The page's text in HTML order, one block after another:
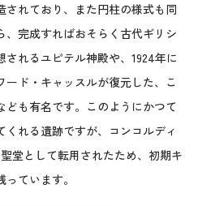
されており、また円柱の様式も同
、完成すればおそらく古代ギリシ
れるユピテル神殿や、1924年に
ド・キャッスルが復元した、こ
も有名です。このようにかつて
れる遺跡ですが、コンコルディ
堂として転用されたため、初期キ
ています。